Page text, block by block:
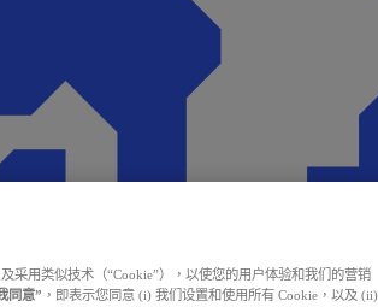
采用类似技术（“Cookie”），以使您的用户体验和我们的营销
同意” ，即表示您同意 (i) 我们设置和使用所有 Cookie，以及 (ii)